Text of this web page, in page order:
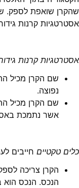
שהקרן שואפת לספק.
אסטרטגיות קרנות
אסטרטגיות קרנות גידור
שם הקרן מכיל
נפוצה.
שם הקרן מכיל
אשר נתמכת
כלים טקטיים חייבים
הקרן צריכה
הנכס. הנכס הוא